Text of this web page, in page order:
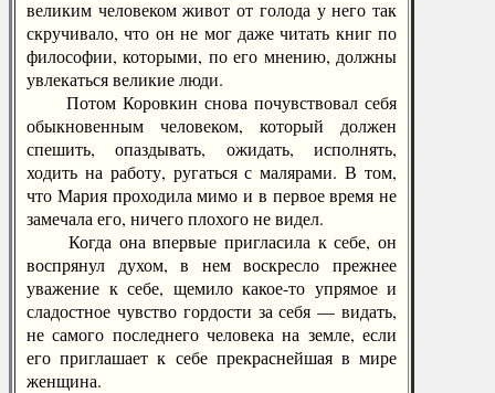
великим человеком живот от голода у него так
скручивало, что он не мог даже читать книг по
философии, которыми, по его мнению, должны
увлекаться великие люди.
Потом Коровкин снова почувствовал себя
обыкновенным человеком, который должен
спешить, опаздывать, ожидать, исполнять,
ходить на работу, ругаться с малярами. В том,
что Мария проходила мимо и в первое время не
замечала его, ничего плохого не видел.
Когда она впервые пригласила к себе, он
воспрянул духом, в нем воскресло прежнее
уважение к себе, щемило какое-то упрямое и
сладостное чувство гордости за себя — видать,
не самого последнего человека на земле, если
его приглашает к себе прекраснейшая в мире
женщина.